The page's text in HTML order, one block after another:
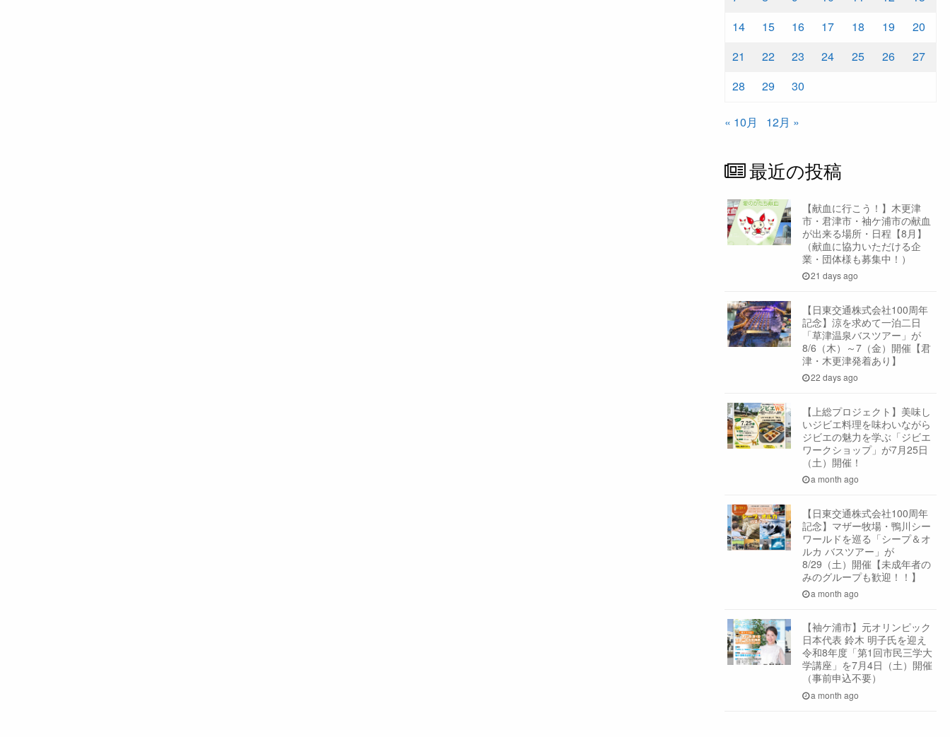
14
15 16 17 18 19
20
21
22 23 24 25 26
27
28
29 30
« 10月 12月 »
最近の投稿
【献血に行こう！】木更津
市・君津市・袖ケ浦市の献血
が出来る場所・日程【8月】
（献血に協力いただける企
業・団体様も募集中！）
21 days ago
【日東交通株式会社100周年
記念】涼を求めて一泊二日
「草津温泉バスツアー」が
8/6（木）～7（金）開催【君
津・木更津発着あり】
22 days ago
【上総プロジェクト】美味し
いジビエ料理を味わいながら
ジビエの魅力を学ぶ「ジビエ
ワークショップ」が7月25日
（土）開催！
a month ago
【日東交通株式会社100周年
記念】マザー牧場・鴨川シー
ワールドを巡る「シープ＆オ
ルカ バスツアー」が
8/29（土）開催【未成年者の
みのグループも歓迎！！】
a month ago
【袖ケ浦市】元オリンピック
日本代表 鈴木 明子氏を迎え
令和8年度「第1回市民三学大
学講座」を7月4日（土）開催
（事前申込不要）
a month ago